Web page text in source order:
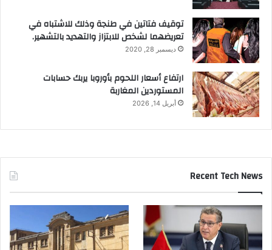
توقيف فتاتين في طنجة وذلك للاشتباه في
تعريضهما لشخص للابتزاز والتهديد بالتشهير.
ديسمبر 28, 2020
ارتفاع أسعار اللحوم بأوروبا يربك حسابات
المستوردين المغاربة
أبريل 14, 2026
Recent Tech News